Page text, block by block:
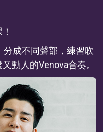
成不同聲部，練習吹
動人的Venova合奏。